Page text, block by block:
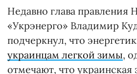
Недавно глава правления
«Укрэнерго» Владимир
подчеркнул, что
украинцам легкой зимы,
отмечают, что украинская